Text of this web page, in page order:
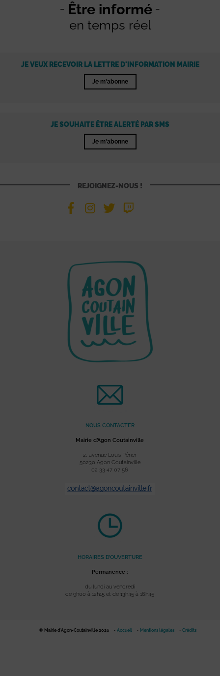
Être informé
en temps réel
JE VEUX RECEVOIR LA LETTRE D'INFORMATION MAIRIE
Je m'abonne
JE SOUHAITE ÊTRE ALERTÉ PAR SMS
Je m'abonne
REJOIGNEZ-NOUS !
NOUS CONTACTER
Mairie d’Agon Coutainville
2, avenue Louis Périer
50230 Agon Coutainville
02 33 47 07 56
HORAIRES D’OUVERTURE
Permanence :
du lundi au vendredi
de 9h00 à 12h15 et de 13h45 à 16h45
© Mairie d'Agon-Coutainville 2026 Accueil Mentions légales Crédits